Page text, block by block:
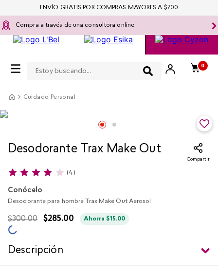
Compra a través de una consultora online
0
ENVÍO GRATIS POR COMPRAS MAYORES A $700
Cuidado Personal
Desodorante Trax Make Out
Compartir
(4)
Conócelo
Desodorante para hombre Trax Make Out Aerosol
$300.00 $285.00 Ahorra$15.00
Descripción